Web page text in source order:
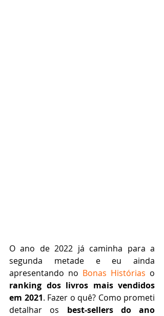
O ano de 2022 já caminha para a
segunda metade e eu ainda
apresentando no Bonas Histórias
ranking dos livros mais vendidos
em 2021. Fazer o quê? Como prometi
detalhar os best-sellers do ano